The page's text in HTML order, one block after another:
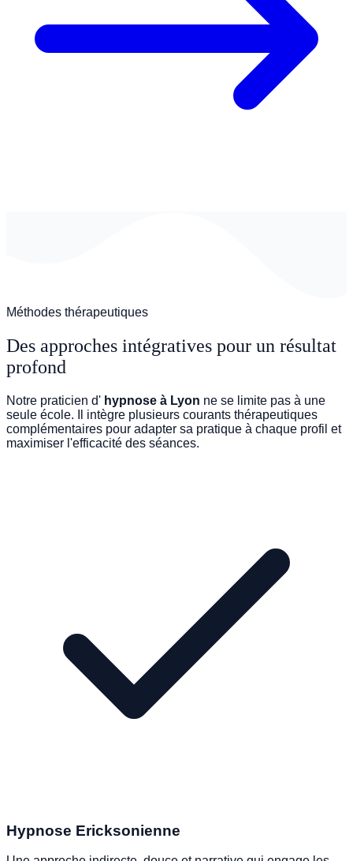
Méthodes thérapeutiques
Des approches intégratives pour un résultat
profond
Notre praticien d' hypnose à Lyon ne se limite pas à une
seule école. Il intègre plusieurs courants thérapeutiques
complémentaires pour adapter sa pratique à chaque profil et
maximiser l'efficacité des séances.
Hypnose Ericksonienne